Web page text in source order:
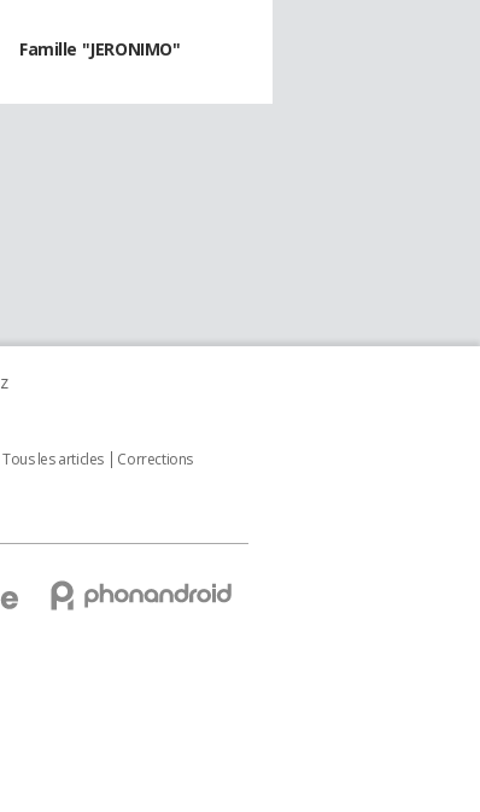
Famille "JERONIMO"
z
Tous les articles
Corrections